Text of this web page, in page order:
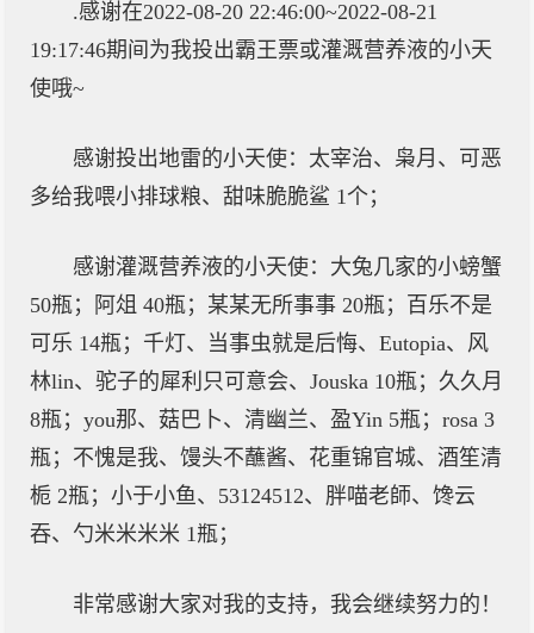
.感谢在2022-08-20 22:46:00~2022-08-21
19:17:46期间为我投出霸王票或灌溉营养液的小天
使哦~
感谢投出地雷的小天使：太宰治、枭月、可恶
多给我喂小排球粮、甜味脆脆鲨 1个；
感谢灌溉营养液的小天使：大兔几家的小螃蟹
50瓶；阿俎 40瓶；某某无所事事 20瓶；百乐不是
可乐 14瓶；千灯、当事虫就是后悔、Eutopia、风
林lin、驼子的犀利只可意会、Jouska 10瓶；久久月
8瓶；you那、菇巴卜、清幽兰、盈Yin 5瓶；rosa 3
瓶；不愧是我、馒头不蘸酱、花重锦官城、酒笙清
栀 2瓶；小于小鱼、53124512、胖喵老師、馋云
吞、勺米米米米 1瓶；
非常感谢大家对我的支持，我会继续努力的！